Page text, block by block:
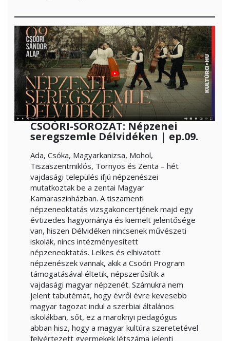
CSOÓRI-SOROZAT: Népzenei
seregszemle Délvidéken | ep.09.
Ada, Csóka, Magyarkanizsa, Mohol,
Tiszaszentmiklós, Tornyos és Zenta – hét
vajdasági település ifjú népzenészei
mutatkoztak be a zentai Magyar
Kamaraszínházban. A tiszamenti
népzeneoktatás vizsgakoncertjének majd egy
évtizedes hagyománya és kiemelt jelentősége
van, hiszen Délvidéken nincsenek művészeti
iskolák, nincs intézményesített
népzeneoktatás. Lelkes és elhivatott
népzenészek vannak, akik a Csoóri Program
támogatásával éltetik, népszerűsítik a
vajdasági magyar népzenét. Számukra nem
jelent tabutémát, hogy évről évre kevesebb
magyar tagozat indul a szerbiai általános
iskolákban, sőt, ez a maroknyi pedagógus
abban hisz, hogy a magyar kultúra szeretetével
felvértezett gyermekek létszáma jelenti